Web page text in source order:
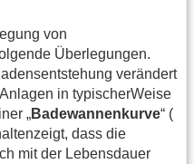
von
Überlegungen.
verändert
in typischerWeise
„Badewannenkurve“ (
dass die
mit der Lebensdauer